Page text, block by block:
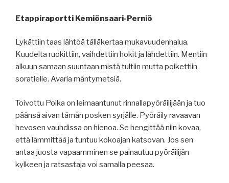
Etappiraportti Kemiönsaari-Perniö
Lykättiin taas lähtöä tälläkertaa mukavuudenhalua.
Kuudelta ruokittiin, vaihdettiin hokit ja lähdettiin. Mentiin
alkuun samaan suuntaan mistä tultiin mutta poikettiin
soratielle. Avaria mäntymetsiä.
Toivottu Poika on leimaantunut rinnallapyöräilijään ja tuo
päänsä aivan tämän posken syrjälle. Pyöräily ravaavan
hevosen vauhdissa on hienoa. Se hengittää niin kovaa,
että lämmittää ja tuntuu kokoajan katsovan. Jos sen
antaa juosta vapaamminen se painautuu pyöräilijän
kylkeen ja ratsastaja voi samalla peesaa.